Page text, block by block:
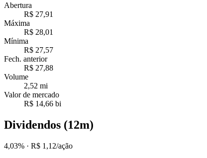
Abertura
R$ 27,91
Máxima
R$ 28,01
Mínima
R$ 27,57
Fech. anterior
R$ 27,88
Volume
2,52 mi
Valor de mercado
R$ 14,66 bi
Dividendos (12m)
4,03% · R$ 1,12/ação